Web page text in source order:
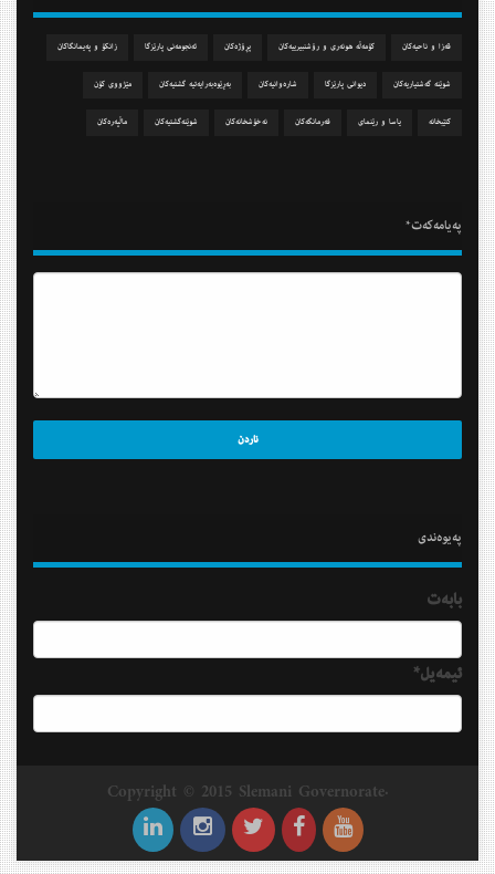
قه‌زا و ناحیه‌كان كۆمه‌ڵه‌ هونه‌ری و رۆشنبیرییه‌كان پڕۆژه‌كان ئه‌نجومه‌نی پارێزگا زانكۆ و په‌یمانگاكان
شوێنه‌ گه‌شتیاریه‌كان دیوانی پارێزگا شاره‌وانیه‌كان به‌ڕێوه‌به‌رایه‌تیه‌ گشتیه‌كان مێژووی كۆن
كتێبخانه‌ یاسا و رێنمای فه‌رمانگه‌كان نه‌خۆشخانه‌كان شوێنه‌گشتیه‌كان ماڵپه‌ره‌كان
په‌یامه‌كه‌ت*
په‌یوه‌ندی
بابه‌ت
ئیمه‌یل*
Copyright © 2015 Slemani Governorate.